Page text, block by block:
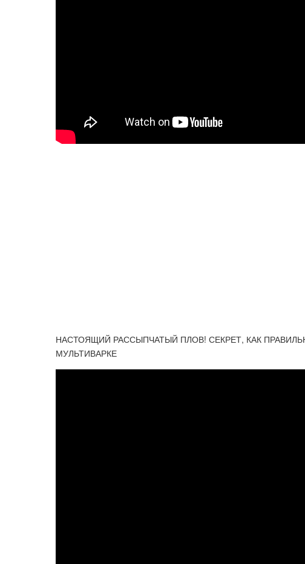
НАСТОЯЩИЙ РАССЫПЧАТЫЙ ПЛОВ! СЕКРЕТ, КАК
МУЛЬТИВАРКЕ